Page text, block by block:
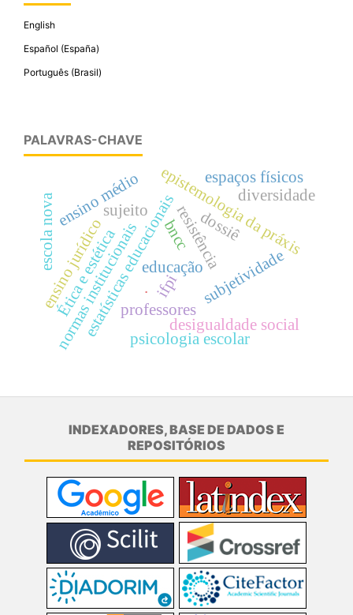
English
Español (España)
Português (Brasil)
PALAVRAS-CHAVE
educação
estatísticas educacionais subjetividade
resistência
normas institucionais
sujeito
.
professores
epistemologia da práxis
desigualdade social
psicologia escolar
bncc
ensino médio
ensino jurídico
espaços físicos
dossiê
escola novaÉtica e estética
diversidade
ifpi
INDEXADORES, BASE DE DADOS E
REPOSITÓRIOS